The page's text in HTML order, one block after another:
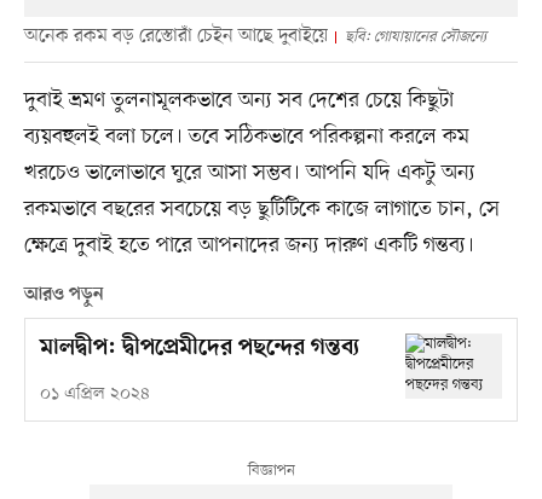
অনেক রকম বড় রেস্তোরাঁ চেইন আছে দুবাইয়ে ছবি: গোযায়ানের সৌজন্যে
দুবাই ভ্রমণ তুলনামূলকভাবে অন্য সব দেশের চেয়ে কিছুটা
ব্যয়বহুলই বলা চলে। তবে সঠিকভাবে পরিকল্পনা করলে কম
খরচেও ভালোভাবে ঘুরে আসা সম্ভব। আপনি যদি একটু অন্য
রকমভাবে বছরের সবচেয়ে বড় ছুটিটিকে কাজে লাগাতে চান, সে
ক্ষেত্রে দুবাই হতে পারে আপনাদের জন্য দারুণ একটি গন্তব্য।
আরও পড়ুন
মালদ্বীপ: দ্বীপপ্রেমীদের পছন্দের গন্তব্য
০১ এপ্রিল ২০২৪